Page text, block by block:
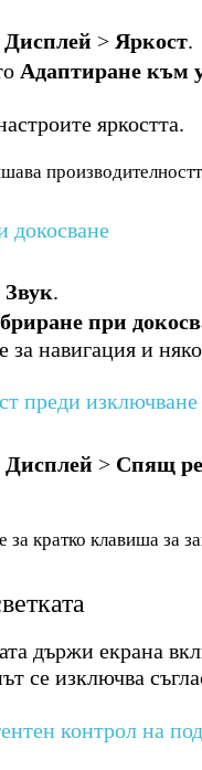
Дисплей > Яркост.
Адаптиране към
яркостта.
докосване
Звук.
при
за навигация и
преди
Дисплей > Спящ
кратко клавиша за
държи екрана
се изключва
контрол на